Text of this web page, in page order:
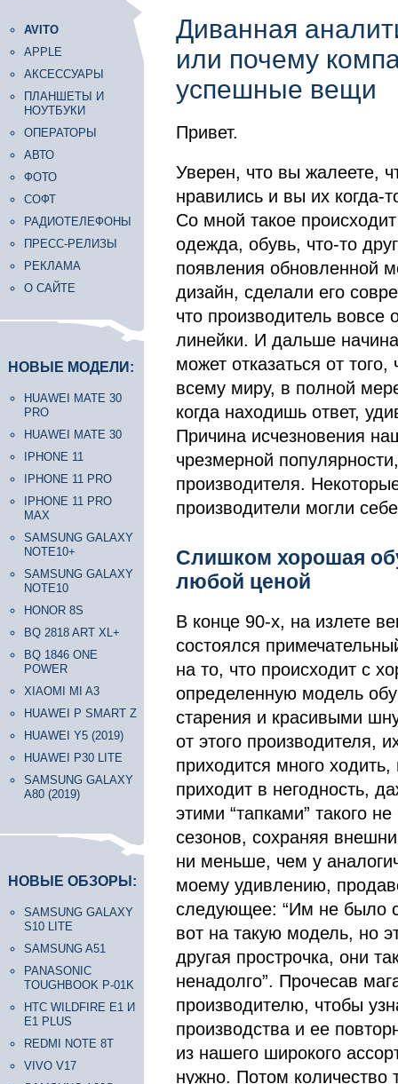
AVITO
APPLE
АКСЕССУАРЫ
ПЛАНШЕТЫ И
НОУТБУКИ
ОПЕРАТОРЫ
АВТО
ФОТО
СОФТ
РАДИОТЕЛЕФОНЫ
ПРЕСС-РЕЛИЗЫ
РЕКЛАМА
О САЙТЕ
НОВЫЕ МОДЕЛИ:
HUAWEI MATE 30
PRO
HUAWEI MATE 30
IPHONE 11
IPHONE 11 PRO
IPHONE 11 PRO
MAX
SAMSUNG GALAXY
NOTE10+
SAMSUNG GALAXY
NOTE10
HONOR 8S
BQ 2818 ART XL+
BQ 1846 ONE
POWER
XIAOMI MI A3
HUAWEI P SMART Z
HUAWEI Y5 (2019)
HUAWEI P30 LITE
SAMSUNG GALAXY
A80 (2019)
НОВЫЕ ОБЗОРЫ:
SAMSUNG GALAXY
S10 LITE
SAMSUNG A51
PANASONIC
TOUGHBOOK P-01K
HTC WILDFIRE E1 И
E1 PLUS
REDMI NOTE 8T
VIVO V17
Диванная
или почему
успешные вещи
Привет.
Уверен, что вы жалеете,
нравились и вы их когда-
Со мной такое
одежда, обувь, что-то
появления обновленной
дизайн, сделали его
что производитель вовсе
линейки. И дальше
может отказаться от
всему миру, в полной
когда находишь ответ,
Причина исчезновения
чрезмерной
производителя.
производители могли
Слишком хорошая
любой ценой
В конце 90-х, на излете
состоялся
на то, что происходит с
определенную модель
старения и красивыми
от этого производителя,
приходится много
приходит в негодность,
этими “тапками” такого
сезонов, сохраняя
ни меньше, чем у
моему удивлению,
следующее: “Им не было
вот на такую модель, но
другая прострочка, они
ненадолго”. Прочесав
производителю, чтобы
производства и ее
из нашего широкого
нужно. Потом